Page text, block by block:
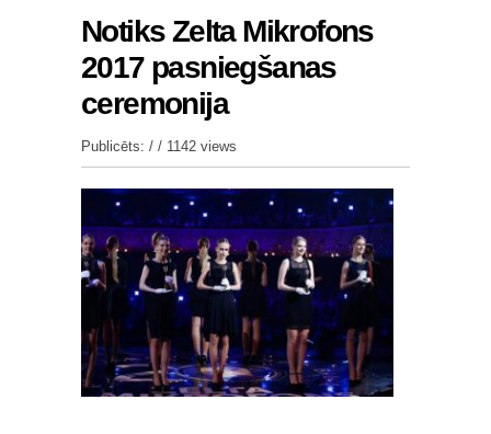
Notiks Zelta Mikrofons
2017 pasniegšanas
ceremonija
Publicēts: / / 1142 views